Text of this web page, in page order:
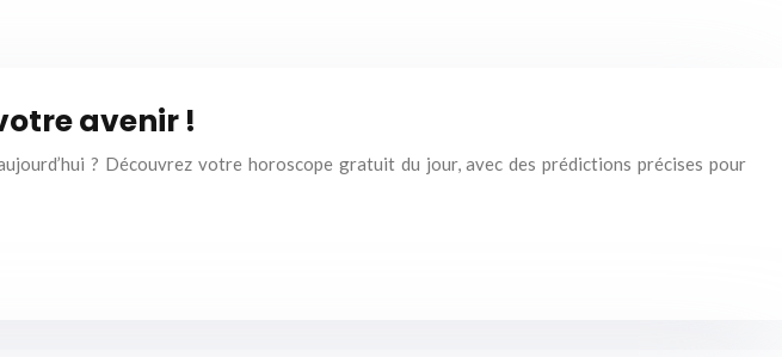
avenir !
? Découvrez votre horoscope gratuit du jour, avec des prédictions précises pour